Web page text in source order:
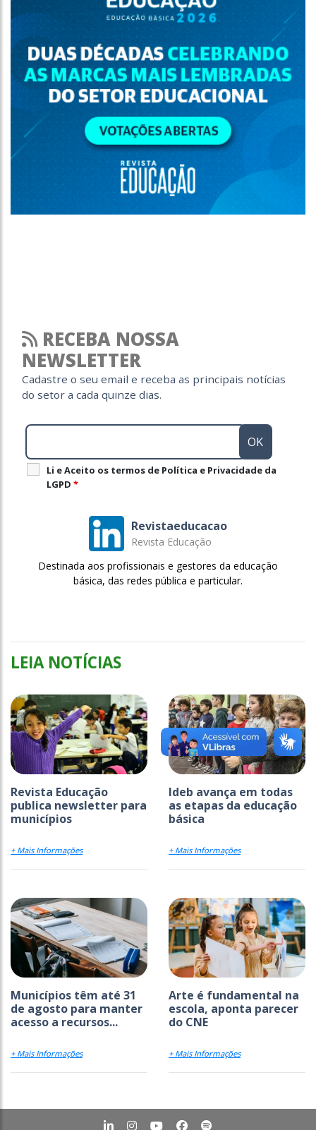
RECEBA NOSSA
NEWSLETTER
Cadastre o seu email e receba as principais notícias
do setor a cada quinze dias.
Li e Aceito os termos de Política e Privacidade da
LGPD *
Revistaeducacao
Revista Educação
Destinada aos profissionais e gestores da educação
básica, das redes pública e particular.
LEIA NOTÍCIAS
Revista Educação
publica newsletter para
municípios
+ Mais Informações
Ideb avança em todas
as etapas da educação
básica
+ Mais Informações
Municípios têm até 31
de agosto para manter
acesso a recursos...
+ Mais Informações
Arte é fundamental na
escola, aponta parecer
do CNE
+ Mais Informações